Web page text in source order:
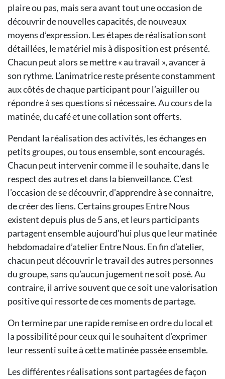
plaire ou pas, mais sera avant tout une occasion de
découvrir de nouvelles capacités, de nouveaux
moyens d’expression. Les étapes de réalisation sont
détaillées, le matériel mis à disposition est présenté.
Chacun peut alors se mettre « au travail », avancer à
son rythme. L’animatrice reste présente constamment
aux côtés de chaque participant pour l’aiguiller ou
répondre à ses questions si nécessaire. Au cours de la
matinée, du café et une collation sont offerts.
Pendant la réalisation des activités, les échanges en
petits groupes, ou tous ensemble, sont encouragés.
Chacun peut intervenir comme il le souhaite, dans le
respect des autres et dans la bienveillance. C’est
l’occasion de se découvrir, d’apprendre à se connaitre,
de créer des liens. Certains groupes Entre Nous
existent depuis plus de 5 ans, et leurs participants
partagent ensemble aujourd’hui plus que leur matinée
hebdomadaire d’atelier Entre Nous. En fin d’atelier,
chacun peut découvrir le travail des autres personnes
du groupe, sans qu’aucun jugement ne soit posé. Au
contraire, il arrive souvent que ce soit une valorisation
positive qui ressorte de ces moments de partage.
On termine par une rapide remise en ordre du local et
la possibilité pour ceux qui le souhaitent d’exprimer
leur ressenti suite à cette matinée passée ensemble.
Les différentes réalisations sont partagées de façon